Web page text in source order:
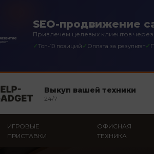
SEO-продвижение
Привлечем целевых клиентов
✓Топ-10 позиций ✓ Оплата за результат✓
Выкуп вашей техники
24/7
ИГРОВЫЕ
ПРИСТАВКИ
ОФИСНАЯ
ТЕХНИКА